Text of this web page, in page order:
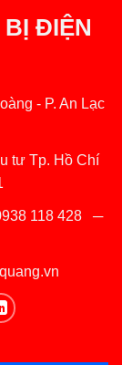
BỊ ĐIỆN
- P. An Lạc
tư Tp. Hồ Chí
118 428─